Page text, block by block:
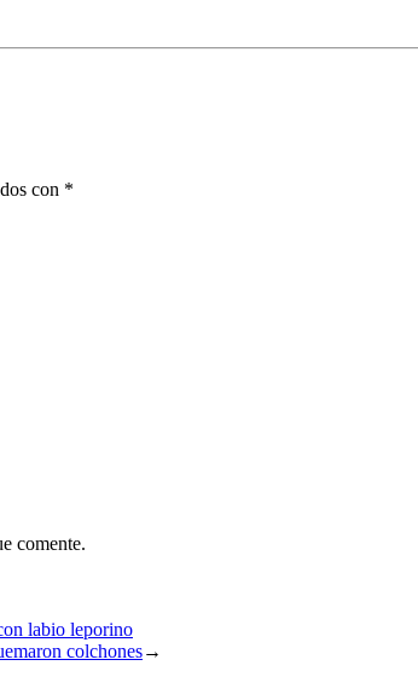
con *
comente.
labio leporino
colchones→